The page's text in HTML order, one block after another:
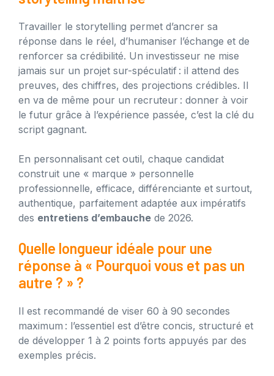
Travailler le storytelling permet d’ancrer sa
réponse dans le réel, d’humaniser l’échange et de
renforcer sa crédibilité. Un investisseur ne mise
jamais sur un projet sur-spéculatif : il attend des
preuves, des chiffres, des projections crédibles. Il
en va de même pour un recruteur : donner à voir
le futur grâce à l’expérience passée, c’est la clé du
script gagnant.
En personnalisant cet outil, chaque candidat
construit une « marque » personnelle
professionnelle, efficace, différenciante et surtout,
authentique, parfaitement adaptée aux impératifs
des entretiens d’embauche de 2026.
Quelle longueur idéale pour une
réponse à « Pourquoi vous et pas un
autre ? » ?
Il est recommandé de viser 60 à 90 secondes
maximum : l’essentiel est d’être concis, structuré et
de développer 1 à 2 points forts appuyés par des
exemples précis.